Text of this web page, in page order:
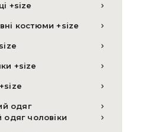
+size
костюми +size
+size
одяг
одяг чоловіки